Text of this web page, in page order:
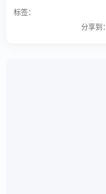
标签：
分享到：